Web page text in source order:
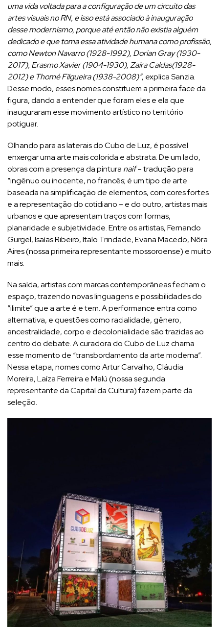
uma vida voltada para a configuração de um circuito das
artes visuais no RN, e isso está associado à inauguração
desse modernismo, porque até então não existia alguém
dedicado e que toma essa atividade humana como profissão,
como Newton Navarro (1928-1992), Dorian Gray (1930-
2017), Erasmo Xavier (1904-1930), Zaíra Caldas(1928-
2012) e Thomé Filgueira (1938-2008)”, explica Sanzia.
Desse modo, esses nomes constituem a primeira face da
figura, dando a entender que foram eles e ela que
inauguraram esse movimento artístico no território
potiguar.
Olhando para as laterais do Cubo de Luz, é possível
enxergar uma arte mais colorida e abstrata. De um lado,
obras com a presença da pintura naif– tradução para
“ingênuo ou inocente, no francês; é um tipo de arte
baseada na simplificação de elementos, com cores fortes
e a representação do cotidiano – e do outro, artistas mais
urbanos e que apresentam traços com formas,
planaridade e subjetividade. Entre os artistas, Fernando
Gurgel, Isaías Ribeiro, Italo Trindade, Evana Macedo, Nôra
Aires (nossa primeira representante mossoroense) e muito
mais.
Na saída, artistas com marcas contemporâneas fecham o
espaço, trazendo novas linguagens e possibilidades do
“ilimite” que a arte é e tem. A performance entra como
alternativa, e questões como racialidade, gênero,
ancestralidade, corpo e decolonialidade são trazidas ao
centro do debate. A curadora do Cubo de Luz chama
esse momento de “transbordamento da arte moderna”.
Nessa etapa, nomes como Artur Carvalho, Cláudia
Moreira, Laíza Ferreira e Malú (nossa segunda
representante da Capital da Cultura) fazem parte da
seleção.